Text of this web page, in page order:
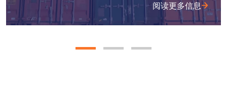
阅读更多信息